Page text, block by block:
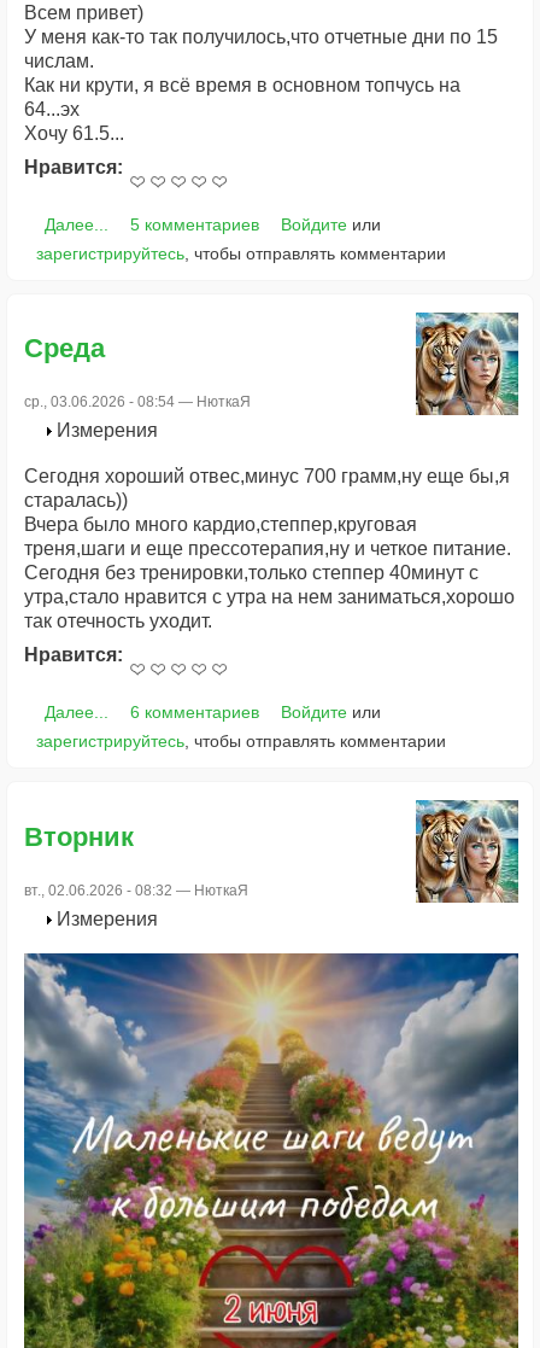
Всем привет)
У меня как-то так получилось,что отчетные дни по 15
числам.
Как ни крути, я всё время в основном топчусь на
64...эх
Хочу 61.5...
Нравится:
Далее... 5 комментариев Войдитеили
зарегистрируйтесь , чтобы отправлять комментарии
Среда
ср., 03.06.2026 - 08:54 — НюткаЯ
Измерения
Сегодня хороший отвес,минус 700 грамм,ну еще бы,я
старалась))
Вчера было много кардио,степпер,круговая
треня,шаги и еще прессотерапия,ну и четкое питание.
Сегодня без тренировки,только степпер 40минут с
утра,стало нравится с утра на нем заниматься,хорошо
так отечность уходит.
Нравится:
Далее... 6 комментариев Войдитеили
зарегистрируйтесь, чтобы отправлять комментарии
Вторник
вт., 02.06.2026 - 08:32 — НюткаЯ
Измерения